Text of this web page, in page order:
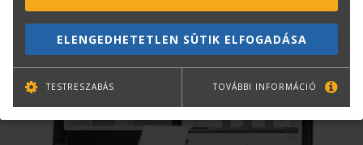
ELENGEDHETETLEN SÜTIK ELFOGADÁSA
TESTRESZABÁS TOVÁBBI INFORMÁCIÓ